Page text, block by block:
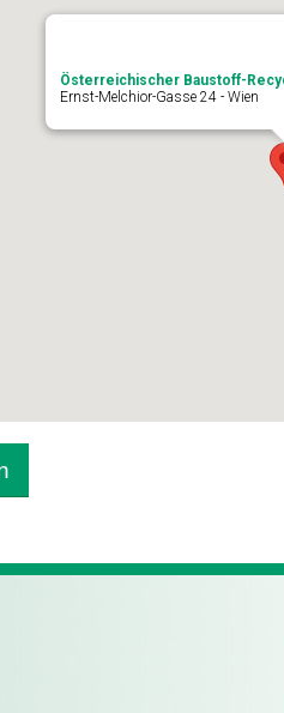
Österreichischer Baustoff-
Ernst-Melchior-Gasse 24 - Wien